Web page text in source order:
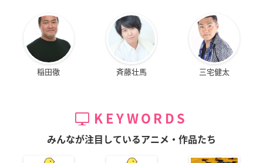
稲田徹 斉藤壮馬 三宅健太
KEYWORDS
みんなが注目しているアニメ・作品たち